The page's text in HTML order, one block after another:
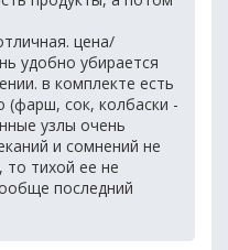
цена/
удобно убирается
в комплекте есть
сок, колбаски -
узлы очень
и сомнений не
то тихой ее не
последний